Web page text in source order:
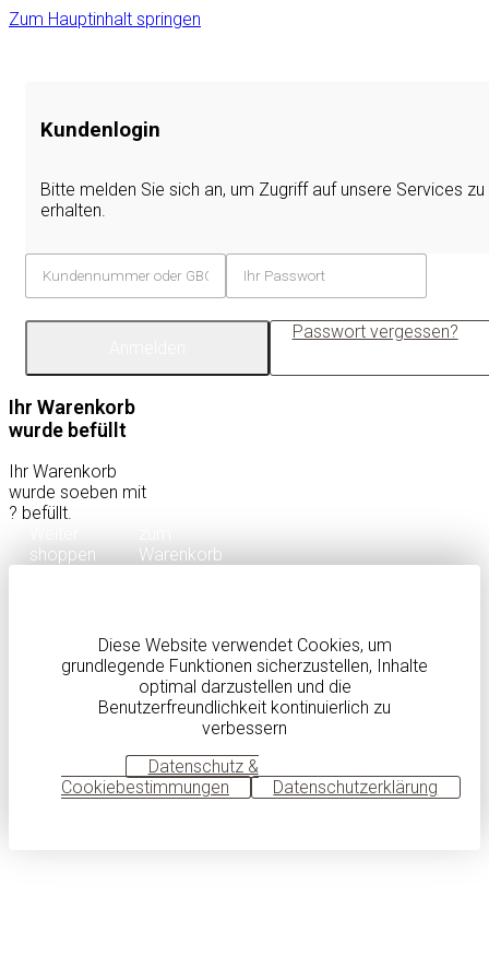
Zum Hauptinhalt springen
Kundenlogin
Bitte melden Sie sich an, um Zugriff auf unsere Services zu
erhalten.
Passwort vergessen?
Ihr Warenkorb
wurde befüllt
Ihr Warenkorb
wurde soeben mit
? befüllt.
shoppen
Warenkorb
Diese Website verwendet Cookies, um
grundlegende Funktionen sicherzustellen, Inhalte
optimal darzustellen und die
Benutzerfreundlichkeit kontinuierlich zu
verbessern
Datenschutz &
Cookiebestimmungen
Datenschutzerklärung